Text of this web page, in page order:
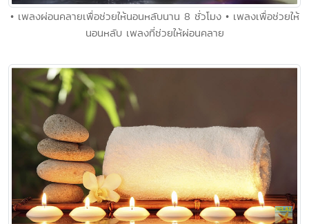
• เพลงผ่อนคลายเพื่อช่วยให้นอนหลับนาน 8 ชั่วโมง • เพลงเพื่อช่วยให้
นอนหลับ เพลงที่ช่วยให้ผ่อนคลาย